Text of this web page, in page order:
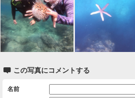
 この写真にコメントする
名前